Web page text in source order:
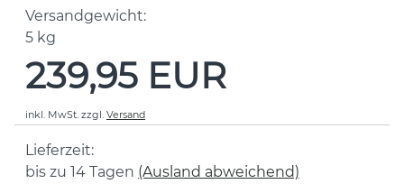
Versandgewicht:
5 kg
239,95 EUR
inkl. MwSt. zzgl. Versand
Lieferzeit:
bis zu 14 Tagen (Ausland abweichend)